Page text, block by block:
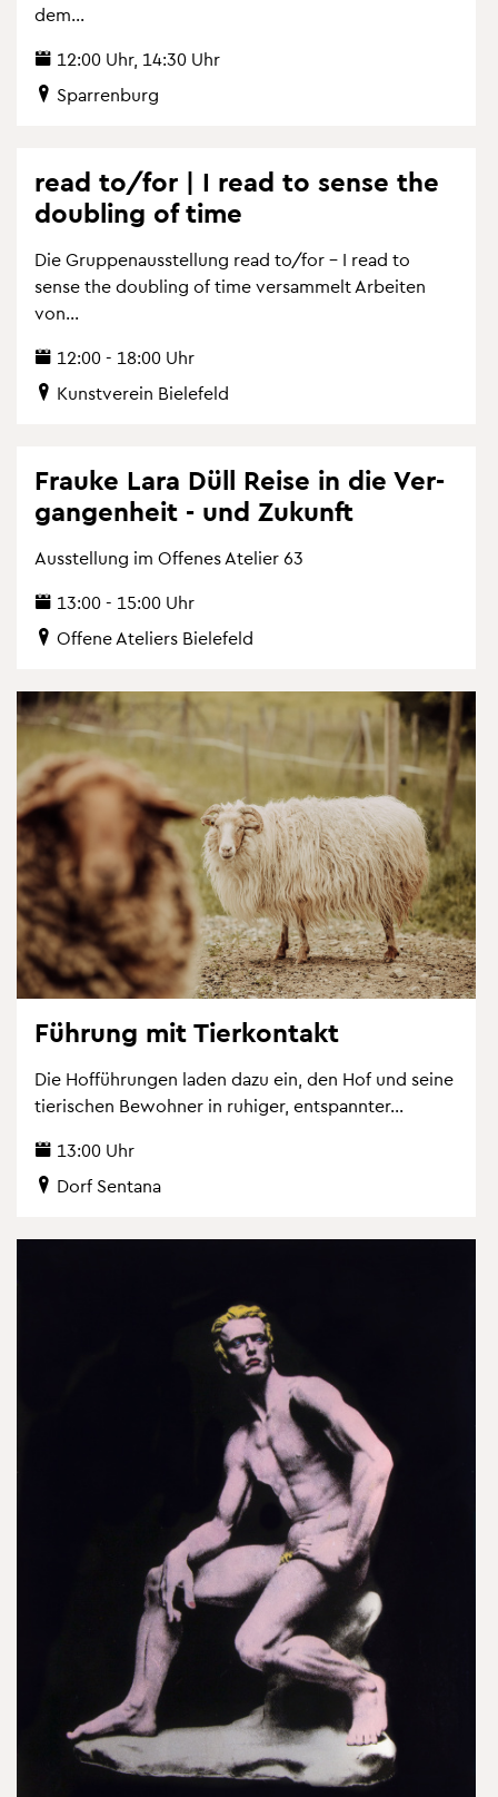
dem...
12:00 Uhr, 14:30 Uhr
Spar­ren­burg
read to/for | I read to sense the
dou­bling of time
Die Grup­pen­aus­stel­lung read to/for – I read to
sense the dou­bling of time ver­sam­melt Ar­bei­ten
von...
12:00 - 18:00 Uhr
Kunst­ver­ein Bie­le­feld
Frau­ke Lara Düll Reise in die Ver­
gan­gen­heit - und Zu­kunft
Aus­stel­lung im Of­fe­nes Ate­lier 63
13:00 - 15:00 Uhr
Of­fe­ne Ate­liers Bie­le­feld
Füh­rung mit Tier­kon­takt
Die Hof­füh­run­gen laden dazu ein, den Hof und seine
tie­ri­schen Be­woh­ner in ru­hi­ger, ent­spann­ter...
13:00 Uhr
Dorf Sen­t­a­na